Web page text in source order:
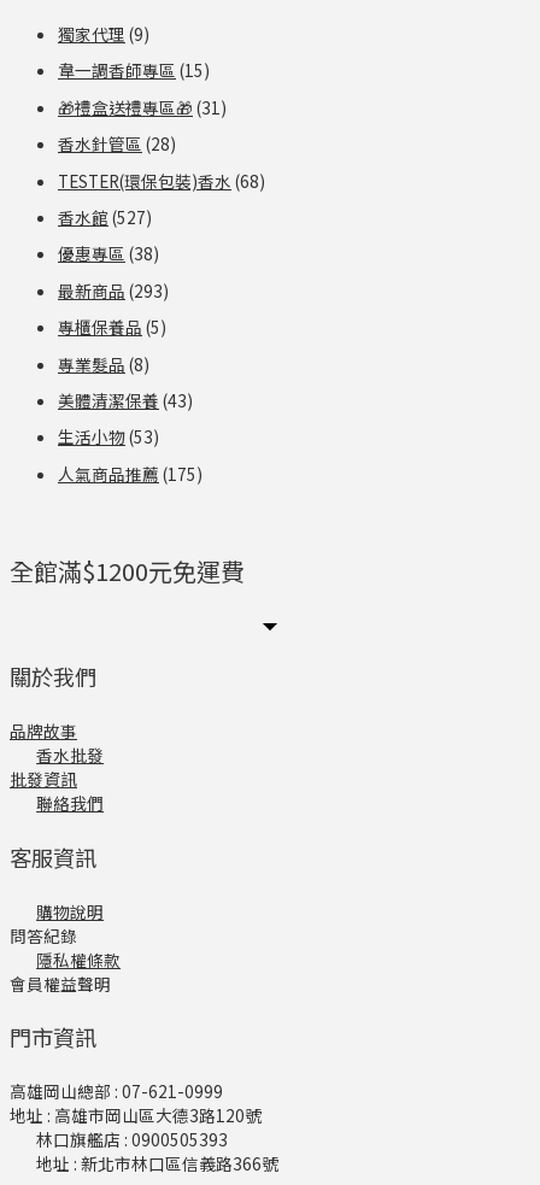
獨家代理 (9)
韋一調香師專區 (15)
🎁禮盒送禮專區🎁 (31)
香水針管區 (28)
TESTER(環保包裝)香水 (68)
香水館 (527)
優惠專區 (38)
最新商品 (293)
專櫃保養品 (5)
專業髮品 (8)
美體清潔保養 (43)
生活小物(53)
人氣商品推薦 (175)
全館滿$1200元免運費
關於我們
品牌故事
香水批發
批發資訊
聯絡我們
客服資訊
購物說明
問答紀錄
隱私權條款
會員權益聲明
門市資訊
高雄岡山總部 : 07-621-0999
地址 : 高雄市岡山區大德3路120號
林口旗艦店​ : 0900505393
地址 : 新北市林口區信義路366號